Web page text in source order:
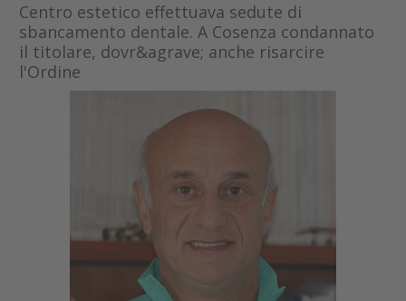
Centro estetico effettuava sedute di
sbancamento dentale. A Cosenza condannato
il titolare, dovr&agrave; anche risarcire
l'Ordine